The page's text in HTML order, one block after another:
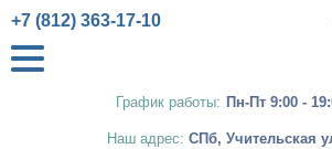
График работы: Пн-Пт 9:00 -
+7 (812) 363-17-10
Наш адрес: СПб, Учительская